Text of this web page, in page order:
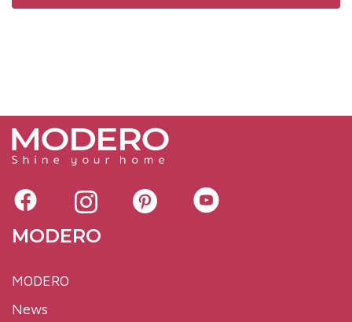
MODERO
MODERO
News